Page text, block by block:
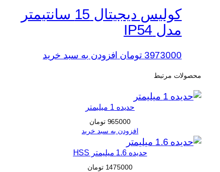
کولیس دیجیتال 15 سانتیمتر
مدل IP54
3973000 تومان افزودن به سبد خرید
محصولات مرتبط
حدیده 1 میلیمتر
965000 تومان
افزودن به سبد خرید
حدیده 1.6 میلیمتر HSS
1475000 تومان